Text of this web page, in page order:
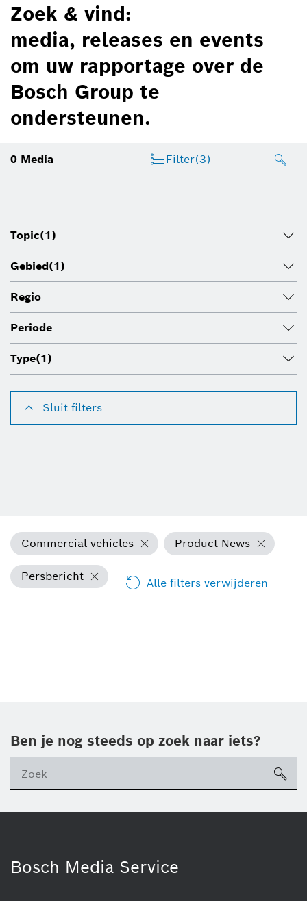
Zoek & vind:
media, releases en events
om uw rapportage over de
Bosch Group te
ondersteunen.
0 Media Filter(3)
Topic(1)
Gebied(1)
Regio
Periode
Type(1)
Sluit filters
Commercial vehicles Product News
Persbericht Alle filters verwijderen
Ben je nog steeds op zoek naar iets?
Bosch Media Service